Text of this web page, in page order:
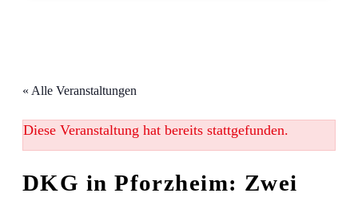
« Alle Veranstaltungen
Diese Veranstaltung hat bereits stattgefunden.
DKG in Pforzheim: Zwei